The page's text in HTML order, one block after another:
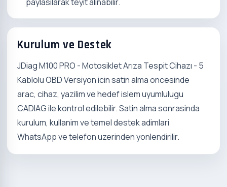
Kurulum ve Destek
JDiag M100 PRO - Motosiklet Arıza Tespit Cihazı - 5
Kablolu OBD Versiyon icin satin alma oncesinde
arac, cihaz, yazilim ve hedef islem uyumlulugu
CADIAG ile kontrol edilebilir. Satin alma sonrasinda
kurulum, kullanim ve temel destek adimlari
WhatsApp ve telefon uzerinden yonlendirilir.